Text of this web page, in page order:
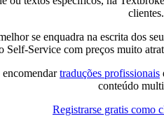
clientes.
se enquadra na escrita dos
Self-Service com preços muito
traduções profissionais
conteúdo
Registrarse gratis como